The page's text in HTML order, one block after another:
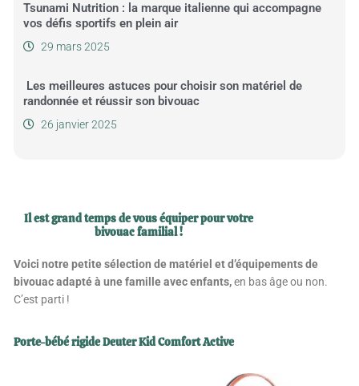
Tsunami Nutrition : la marque italienne qui accompagne
vos défis sportifs en plein air
29 mars 2025
Les meilleures astuces pour choisir son matériel de
randonnée et réussir son bivouac
26 janvier 2025
Il est grand temps de vous équiper pour votre
bivouac familial !
Voici notre petite sélection de matériel et d’équipements de
bivouac adapté à une famille avec enfants,en bas âge ou non.
C’est parti !
Porte-bébé rigide Deuter Kid Comfort Active